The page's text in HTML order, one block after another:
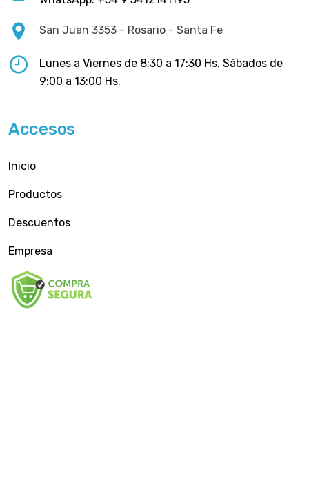
San Juan 3353 - Rosario - Santa Fe
Lunes a Viernes de 8:30 a 17:30 Hs. Sábados de
9:00 a 13:00 Hs.
Accesos
Inicio
Productos
Descuentos
Empresa